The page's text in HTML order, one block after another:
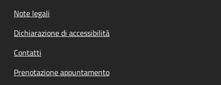
Note legali
Dichiarazione di accessibilità
Contatti
Prenotazione appuntamento